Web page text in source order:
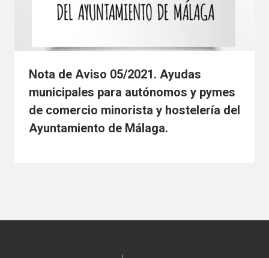
Nota de Aviso 05/2021. Ayudas
municipales para autónomos y pymes
de comercio minorista y hostelería del
Ayuntamiento de Málaga.